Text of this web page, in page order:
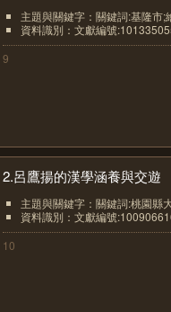
主題與關鍵字：關鍵詞:基隆市;
資料識別：文獻編號
9
2.呂鷹揚的漢學涵養與交遊
主題與關鍵字：關鍵詞:桃園縣
資料識別：文獻編號
10